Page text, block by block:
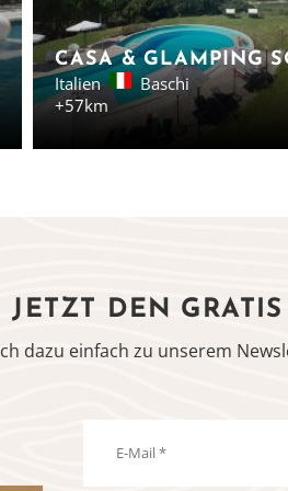
Italien
Baschi
+57km
JETZT DEN
dazu einfach zu unserem